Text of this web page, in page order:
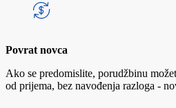
Povrat novca
Ako se predomislite, porudžbinu
od prijema, bez navođenja razloga -